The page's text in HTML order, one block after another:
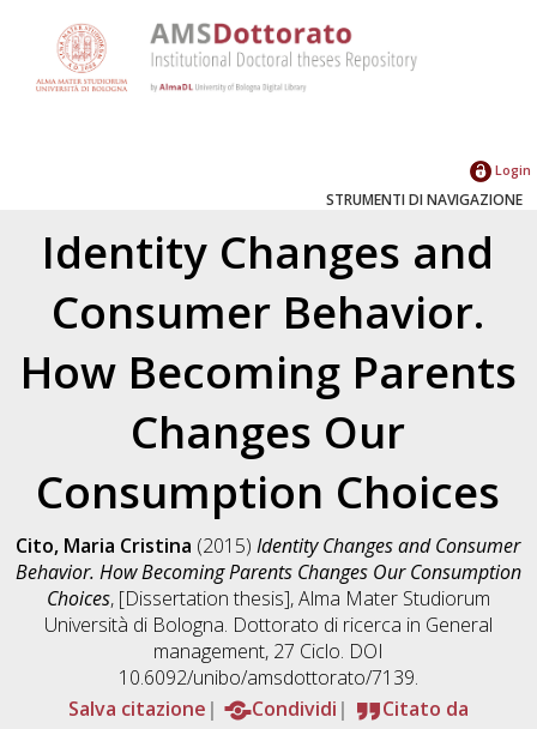
Login
STRUMENTI DI NAVIGAZIONE
Identity Changes and
Consumer Behavior.
How Becoming Parents
Changes Our
Consumption Choices
Cito, Maria Cristina (2015)Identity Changes and Consumer
Behavior. How Becoming Parents Changes Our Consumption
Choices, [Dissertation thesis], Alma Mater Studiorum
Università di Bologna. Dottorato di ricerca in General
management, 27 Ciclo. DOI
10.6092/unibo/amsdottorato/7139.
Salva citazione
Condividi
Citato da